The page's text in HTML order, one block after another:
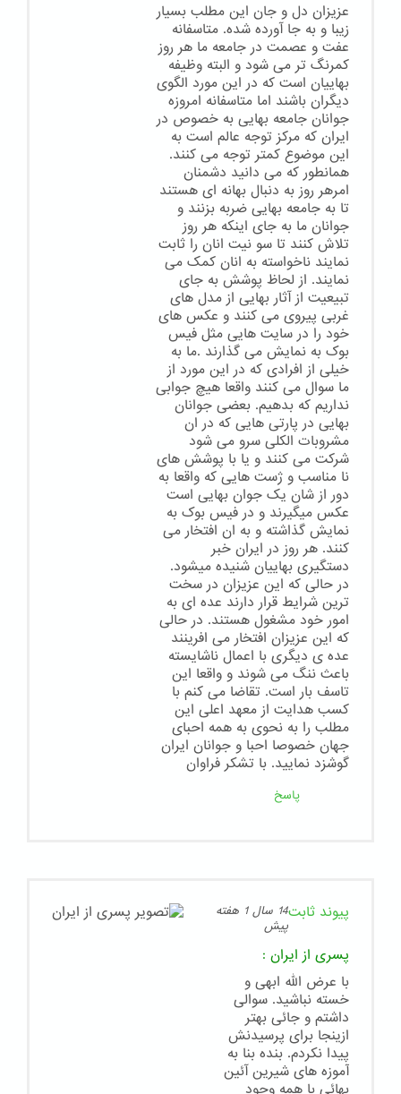
عزیزان دل و جان این مطلب بسیار
زیبا و به جا آورده شده. متاسفانه
عفت و عصمت در جامعه ما هر روز
کمرنگ تر می شود و البته وظیفه
بهاییان است که در این مورد الگوی
دیگران باشند اما متاسفانه امروزه
جوانان جامعه بهایی به خصوص در
ایران که مرکز توجه عالم است به
این موضوع کمتر توجه می کنند.
همانطور که می دانید دشمنان
امرهر روز به دنبال بهانه ای هستند
تا به جامعه بهایی ضربه بزنند و
جوانان ما به جای اینکه هر روز
تلاش کنند تا سو نیت انان را ثابت
نمایند ناخواسته به انان کمک می
نمایند. از لحاظ پوشش به جای
تبیعیت از آثار بهایی از مدل های
غربی پیروی می کنند و عکس های
خود را در سایت هایی مثل فیس
بوک به نمایش می گذارند .ما به
خیلی از افرادی که در این مورد از
ما سوال می کنند واقعا هیچ جوابی
نداریم که بدهیم. بعضی جوانان
بهایی در پارتی هایی که در ان
مشروبات الکلی سرو می شود
شرکت می کنند و یا با پوشش های
نا مناسب و ژست هایی که واقعا به
دور از شان یک جوان بهایی است
عکس میگیرند و در فیس بوک به
نمایش گذاشته و به ان افتخار می
کنند. هر روز در ایران خبر
دستگیری بهاییان شنیده میشود.
در حالی که این عزیزان در سخت
ترین شرایط قرار دارند عده ای به
امور خود مشغول هستند. در حالی
که این عزیزان افتخار می افرینند
عده ی دیگری با اعمال ناشایسته
باعث ننگ می شوند و واقعا این
تاسف بار است. تقاضا می کنم با
کسب هدایت از معهد اعلی این
مطلب را به نحوی به همه احبای
جهان خصوصا احبا و جوانان ایران
گوشزد نمایید. با تشکر فراوان
پاسخ
پیوند ثابت
14 سال 1 هفته
پیش
پسری از ایران :
با عرض الله ابهی و
خسته نباشید. سوالی
داشتم و جائی بهتر
ازینجا برای پرسیدنش
پیدا نکردم. بنده بنا به
آموزه های شیرین آئین
بهائی با همه وجود